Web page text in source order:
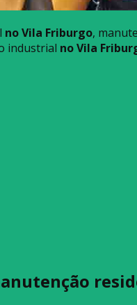
no Vila Friburgo,
industrial no Vila